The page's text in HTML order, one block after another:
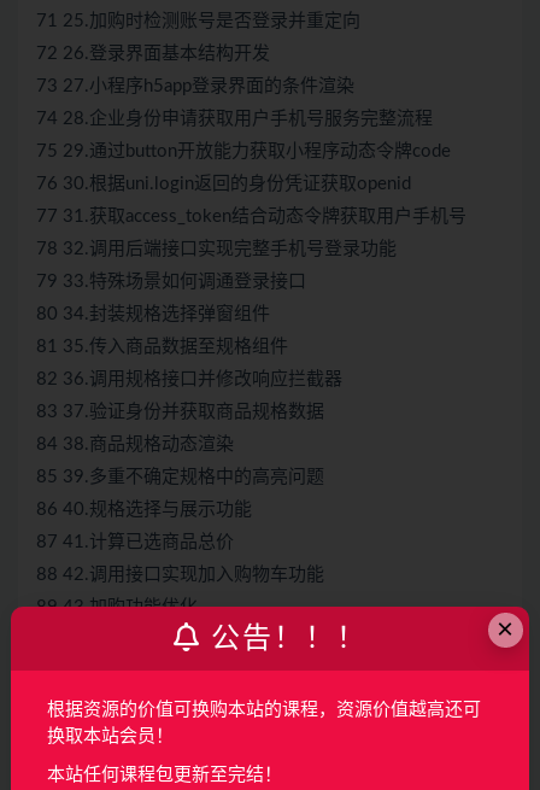
71 25.加购时检测账号是否登录并重定向
72 26.登录界面基本结构开发
73 27.小程序h5app登录界面的条件渲染
74 28.企业身份申请获取用户手机号服务完整流程
75 29.通过button开放能力获取小程序动态令牌code
76 30.根据uni.login返回的身份凭证获取openid
77 31.获取access_token结合动态令牌获取用户手机号
78 32.调用后端接口实现完整手机号登录功能
79 33.特殊场景如何调通登录接口
80 34.封装规格选择弹窗组件
81 35.传入商品数据至规格组件
82 36.调用规格接口并修改响应拦截器
83 37.验证身份并获取商品规格数据
84 38.商品规格动态渲染
85 39.多重不确定规格中的高亮问题
86 40.规格选择与展示功能
87 41.计算已选商品总价
88 42.调用接口实现加入购物车功能
89 43.加购功能优化
90 44.购物车悬浮按钮数量的显示
91 45.编写购物车静态界面
92 46.用户登录联动购物车功能的优化
93 47.调用接口动态渲染购物车列表页面
94 48.开发购物车商品选中计算价格功能
×
公告！！！
根据资源的价值可换购本站的课程，资源价值越高还可
换取本站会员！
本站任何课程包更新至完结！